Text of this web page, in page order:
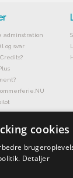
adminstration
og svar
cookies
Detaljer